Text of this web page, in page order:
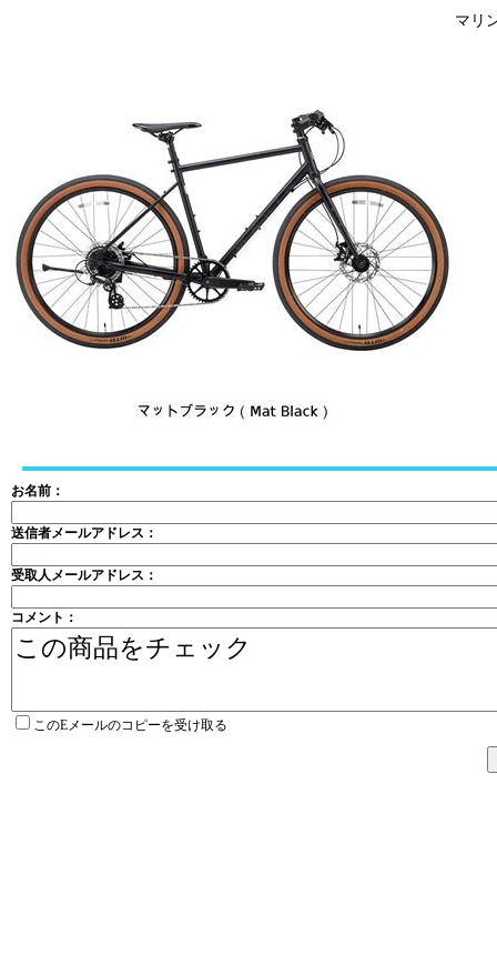
マリ
お名前：
送信者メールアドレス：
受取人メールアドレス：
コメント：
このEメールのコピーを受け取る